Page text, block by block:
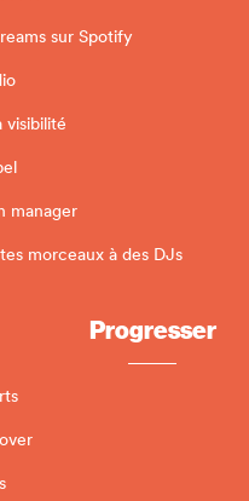
sur Spotify
visibilité
manager
morceaux à des DJs
Progresser